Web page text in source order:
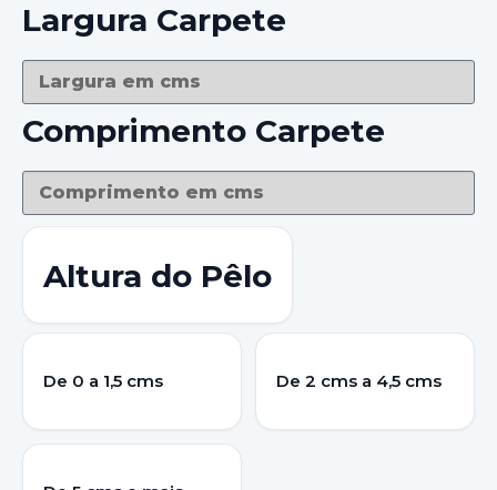
Largura Carpete
Comprimento Carpete
Altura do Pêlo
De 0 a 1,5 cms De 2 cms a 4,5 cms